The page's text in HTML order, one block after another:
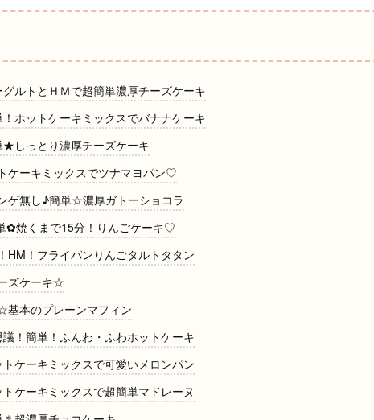
ルトとＨＭで超簡単濃厚チーズケーキ
ホットケーキミックスでバナナケーキ
しっとり濃厚チーズケーキ
ケーキミックスでツナマヨパン♡
ゲ無し♪簡単☆濃厚ガトーショコラ
✿焼くまで15分！りんごケーキ♡
HM！フライパンりんごタルトタタン
ズケーキ☆
本のプレーンマフィン
！簡単！ふんわ・ふわホットケーキ
ケーキミックスで可愛いメロンパン
ケーキミックスで超簡単マドレーヌ